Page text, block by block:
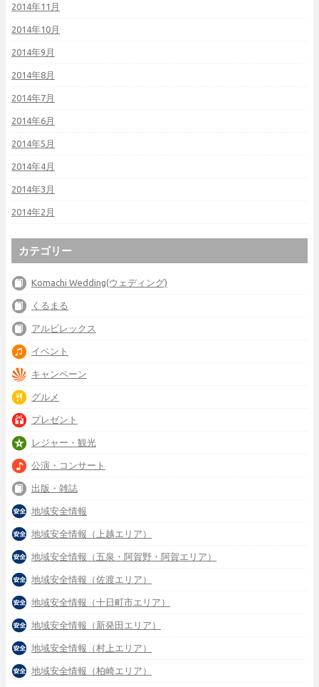
2014年11月
2014年10月
2014年9月
2014年8月
2014年7月
2014年6月
2014年5月
2014年4月
2014年3月
2014年2月
カテゴリー
Komachi Wedding(ウェディング)
くるまる
アルビレックス
イベント
キャンペーン
グルメ
プレゼント
レジャー・観光
公演・コンサート
出版・雑誌
地域安全情報
地域安全情報（上越エリア）
地域安全情報（五泉・阿賀野・阿賀エリア）
地域安全情報（佐渡エリア）
地域安全情報（十日町市エリア）
地域安全情報（新発田エリア）
地域安全情報（村上エリア）
地域安全情報（柏崎エリア）